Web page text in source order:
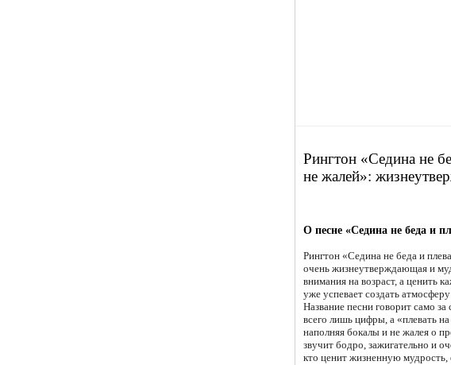
Рингтон «Седина не
не жалей»:
О песне «Седина не беда и
Рингтон «Седина не беда и
очень жизнеутверждающая и
внимания на возраст, а ценить
уже успевает создать
Название песни говорит само
всего лишь цифры, а «плевать
наполняя бокалы и не жалея о
звучит бодро, зажигательно и
кто ценит жизненную